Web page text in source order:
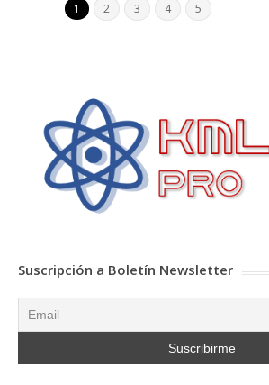
1 2 3 4 5
Suscripción a Boletín Newsletter